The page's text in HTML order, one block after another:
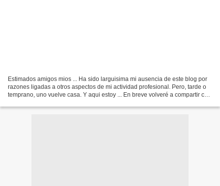
Estimados amigos mios ... Ha sido larguisima mi ausencia de este blog por
razones ligadas a otros aspectos de mi actividad profesional. Pero, tarde o
temprano, uno vuelve casa. Y aqui estoy ... En breve volveré a compartir con